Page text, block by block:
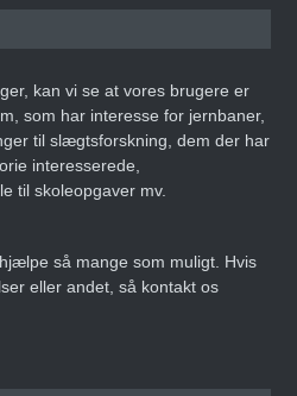
kan vi se at vores brugere er
som har interesse for jernbaner,
til slægtsforskning, dem der har
interesserede,
til skoleopgaver mv.
så mange som muligt. Hvis
eller andet, så kontakt os